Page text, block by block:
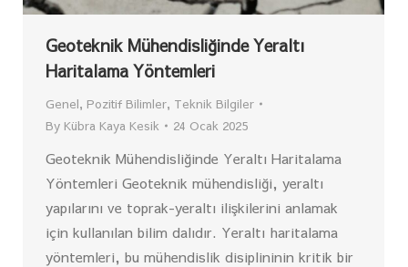
Geoteknik Mühendisliğinde Yeraltı
Haritalama Yöntemleri
Genel, Pozitif Bilimler, Teknik Bilgiler
By Kübra Kaya Kesik 24 Ocak 2025
Geoteknik Mühendisliğinde Yeraltı Haritalama
Yöntemleri Geoteknik mühendisliği, yeraltı
yapılarını ve toprak-yeraltı ilişkilerini anlamak
için kullanılan bilim dalıdır. Yeraltı haritalama
yöntemleri, bu mühendislik disiplininin kritik bir